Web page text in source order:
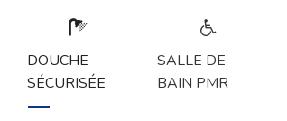
DOUCHE
SÉCURISÉE
SALLE DE
BAIN PMR